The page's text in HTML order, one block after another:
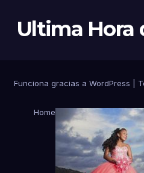
Ultima Hora
Funciona gracias a WordPress
Home